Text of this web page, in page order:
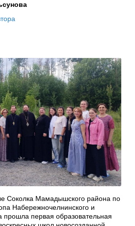
Соколка Мамадышского района по
Набережночелнинского и
прошла первая образовательная